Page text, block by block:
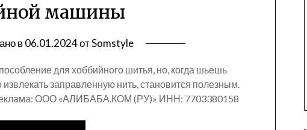
машины
в06.01.2024отSomstyle
для хоббийного шитья, но, когда шьешь
заправленную нить, становится полезным.
ООО «АЛИБАБА.КОМ (РУ)» ИНН: 7703380158